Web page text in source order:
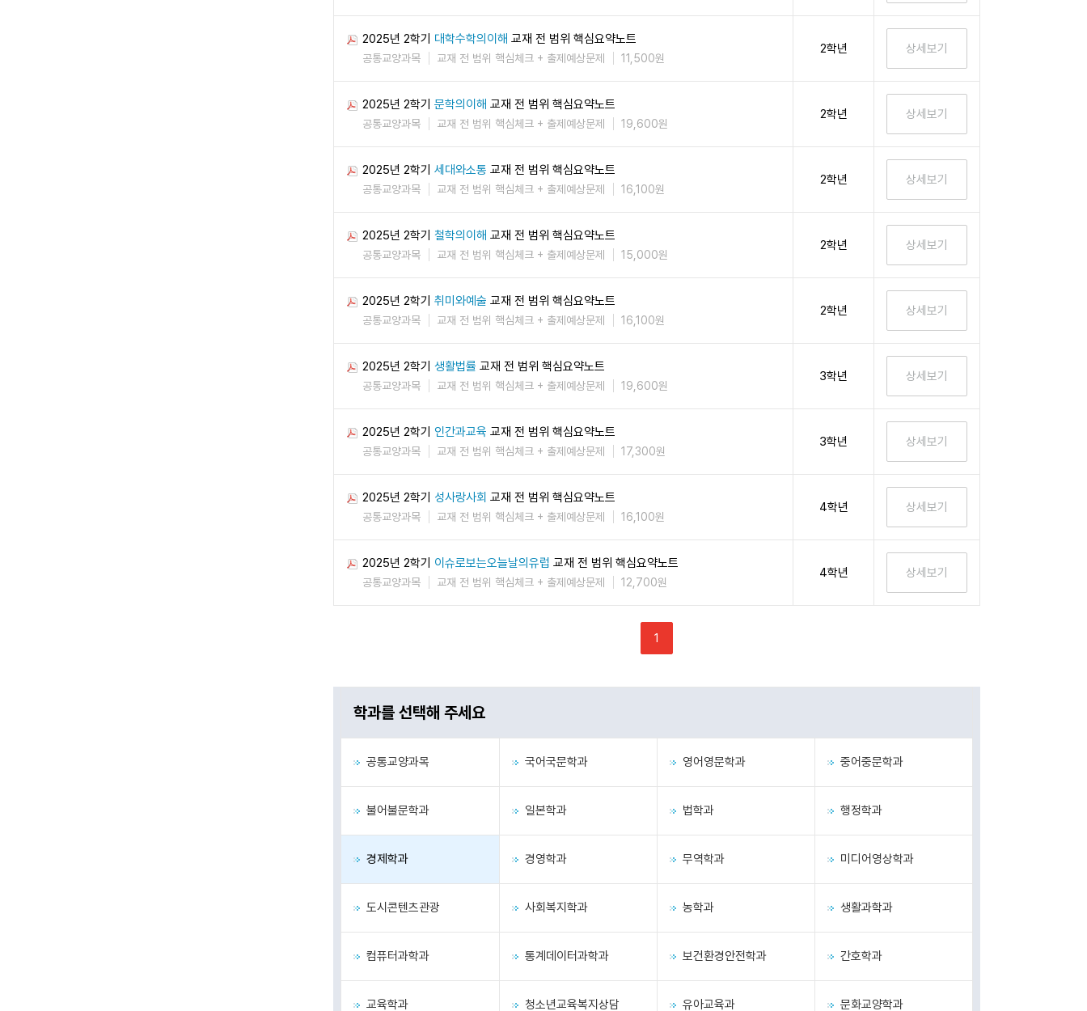
2025년 2학기 대학수학의이해 교재 전 범위 핵심요약노트
공통교양과목 교재 전 범위 핵심체크 + 출제예상문제 11,500원
2학년
2025년 2학기 문학의이해 교재 전 범위 핵심요약노트
공통교양과목 교재 전 범위 핵심체크 + 출제예상문제 19,600원
2학년
2025년 2학기 세대와소통 교재 전 범위 핵심요약노트
공통교양과목 교재 전 범위 핵심체크 + 출제예상문제 16,100원
2학년
2025년 2학기 철학의이해 교재 전 범위 핵심요약노트
공통교양과목 교재 전 범위 핵심체크 + 출제예상문제 15,000원
2학년
2025년 2학기 취미와예술 교재 전 범위 핵심요약노트
공통교양과목 교재 전 범위 핵심체크 + 출제예상문제 16,100원
2학년
2025년 2학기 생활법률 교재 전 범위 핵심요약노트
공통교양과목 교재 전 범위 핵심체크 + 출제예상문제 19,600원
3학년
2025년 2학기 인간과교육 교재 전 범위 핵심요약노트
공통교양과목 교재 전 범위 핵심체크 + 출제예상문제 17,300원
3학년
2025년 2학기 성사랑사회 교재 전 범위 핵심요약노트
공통교양과목 교재 전 범위 핵심체크 + 출제예상문제 16,100원
4학년
2025년 2학기 이슈로보는오늘날의유럽 교재 전 범위 핵심요약노트
공통교양과목 교재 전 범위 핵심체크 + 출제예상문제 12,700원
4학년
학과를 선택해 주세요
공통교양과목 국어국문학과 영어영문학과 중어중문학과
불어불문학과 일본학과 법학과 행정학과
경제학과 경영학과 무역학과 미디어영상학과
도시콘텐츠관광 사회복지학과 농학과 생활과학과
컴퓨터과학과 통계데이터과학과 보건환경안전학과 간호학과
교육학과 청소년교육복지상담 유아교육과 문화교양학과